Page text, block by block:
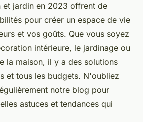
et jardin en 2023 offrent de
pour créer un espace de vie
et vos goûts. Que vous soyez
intérieure, le jardinage ou
la maison, il y a des solutions
et tous les budgets. N'oubliez
notre blog pour
astuces et tendances qui